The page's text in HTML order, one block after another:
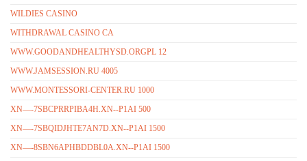
WILDIES CASINO
WITHDRAWAL CASINO CA
WWW.GOODANDHEALTHYSD.ORGPL 12
WWW.JAMSESSION.RU 4005
WWW.MONTESSORI-CENTER.RU 1000
XN—-7SBCPRRPIBA4H.XN--P1AI 500
XN—-7SBQIDJHTE7AN7D.XN--P1AI 1500
XN—-8SBN6APHBDDBL0A.XN--P1AI 1500